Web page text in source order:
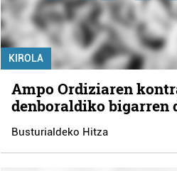
KIROLA
Ampo Ordiziaren
denboraldiko bigarren
Busturialdeko Hitza